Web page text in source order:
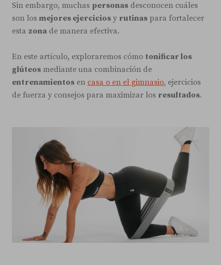
Sin embargo, muchas personas desconocen cuáles
son los mejores ejercicios y rutinas para fortalecer
esta zona de manera efectiva.
En este artículo, exploraremos cómo tonificar los
glúteos mediante una combinación de
entrenamientos en casa o en el gimnasio, ejercicios
de fuerza y consejos para maximizar los resultados.